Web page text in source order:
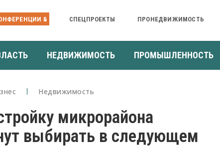
& СПЕЦПРОЕКТЫ ПРОНЕДВИЖИМОСТЬ
НЕДВИЖИМОСТЬ ПРОМЫШЛЕННОСТЬ
Недвижимость
микрорайона
выбирать в следующем